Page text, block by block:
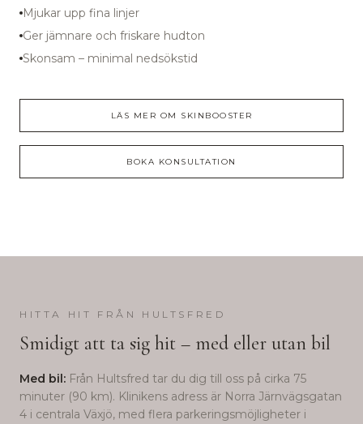
Mjukar upp fina linjer
Ger jämnare och friskare hudton
Skonsam – minimal nedsökstid
LÄS MER OM SKINBOOSTER
BOKA KONSULTATION
HITTA HIT FRÅN HULTSFRED
Smidigt att ta sig hit – med eller utan bil
Med bil: Från Hultsfred tar du dig till oss på cirka 75
minuter (90 km). Klinikens adress är Norra Järnvägsgatan
4 i centrala Växjö, med flera parkeringsmöjligheter i